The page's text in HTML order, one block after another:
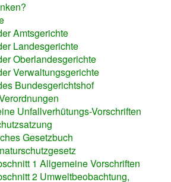
Amtsgerichte
Landesgerichte
Oberlandesgerichte
Verwaltungsgerichte
Bundesgerichtshof
Unfallverhütungs-Vorschriften
Gesetzbuch
1 Allgemeine Vorschriften
2 Umweltbeobachtung,